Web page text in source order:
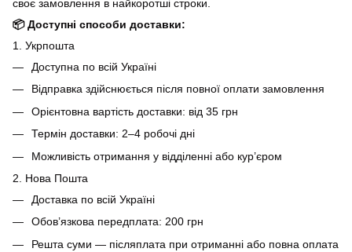
своє замовлення в найкоротші строки.
📦 Доступні способи доставки:
1. Укрпошта
Доступна по всій Україні
Відправка здійснюється після повної оплати замовлення
Орієнтовна вартість доставки: від 35 грн
Термін доставки: 2–4 робочі дні
Можливість отримання у відділенні або кур’єром
2. Нова Пошта
Доставка по всій Україні
Обов’язкова передплата: 200 грн
Решта суми — післяплата при отриманні або повна оплата